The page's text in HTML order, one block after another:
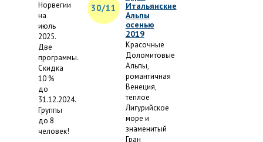
Норвегии
на
июль
2025.
Две
программы.
Скидка
10 %
до
31.12.2024.
Группы
до 8
человек!
30/11
Итальянские
Альпы
осенью
2019
Красочные
Доломитовые
Альпы,
романтичная
Венеция,
теплое
Лигурийское
море и
знаменитый
Гран